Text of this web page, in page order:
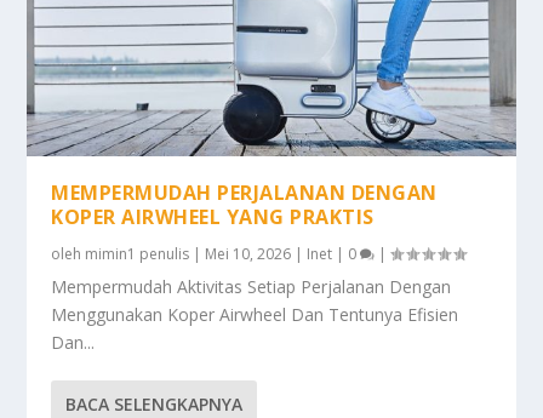
MEMPERMUDAH PERJALANAN DENGAN
KOPER AIRWHEEL YANG PRAKTIS
oleh mimin1 penulis Mei 10, 2026 Inet 0 |
Mempermudah Aktivitas Setiap Perjalanan Dengan
Menggunakan Koper Airwheel Dan Tentunya Efisien
Dan...
BACA SELENGKAPNYA